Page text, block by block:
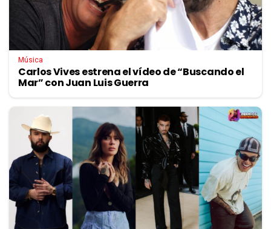
Música
Carlos Vives estrena el vídeo de “Buscando el
Mar” con Juan Luis Guerra